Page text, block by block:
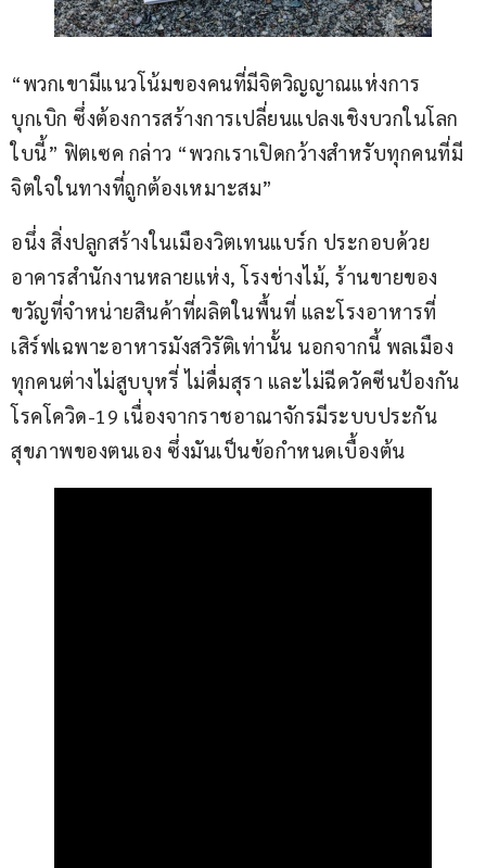
“พวกเขามีแนวโน้มของคนที่มีจิตวิญญาณแห่งการ
บุกเบิก ซึ่งต้องการสร้างการเปลี่ยนแปลงเชิงบวกในโลก
ใบนี้” ฟิตเซค กล่าว “พวกเราเปิดกว้างสำหรับทุกคนที่มี
จิตใจในทางที่ถูกต้องเหมาะสม”
อนึ่ง สิ่งปลูกสร้างในเมืองวิตเทนแบร์ก ประกอบด้วย
อาคารสำนักงานหลายแห่ง, โรงช่างไม้, ร้านขายของ
ขวัญที่จำหน่ายสินค้าที่ผลิตในพื้นที่ และโรงอาหารที่
เสิร์ฟเฉพาะอาหารมังสวิรัติเท่านั้น นอกจากนี้ พลเมือง
ทุกคนต่างไม่สูบบุหรี่ ไม่ดื่มสุรา และไม่ฉีดวัคซีนป้องกัน
โรคโควิด-19 เนื่องจากราชอาณาจักรมีระบบประกัน
สุขภาพของตนเอง ซึ่งมันเป็นข้อกำหนดเบื้องต้น